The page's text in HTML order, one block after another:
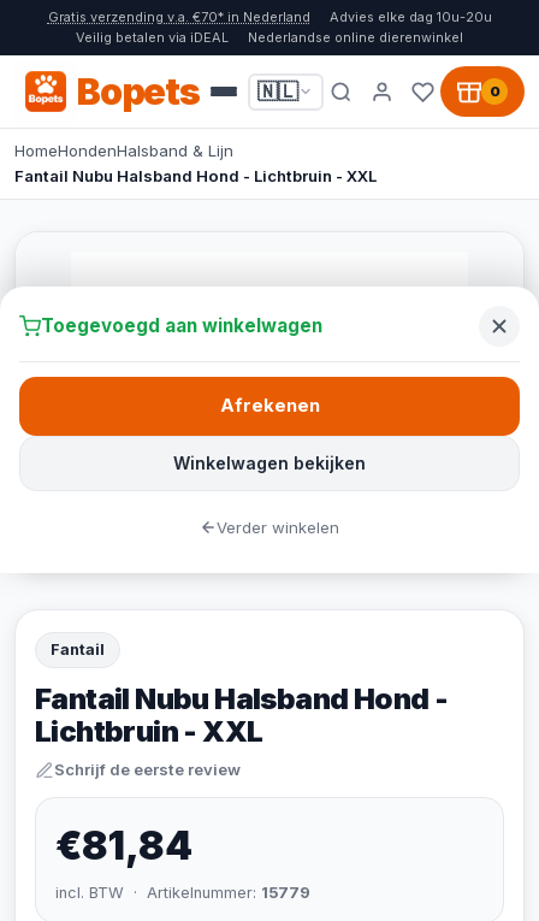
Gratis verzending v.a. €70* in Nederland
Advies elke dag 10u-20u
Veilig betalen via iDEAL
Nederlandse online dierenwinkel
Bopets 🇳🇱 0
HomeHondenHalsband & Lijn
Fantail Nubu Halsband Hond - Lichtbruin - XXL
Fantail
Fantail Nubu Halsband Hond -
Lichtbruin - XXL
Schrijf de eerste review
€81,84
incl. BTW · Artikelnummer: 15779
Toegevoegd aan winkelwagen
Winkelwagen bekijken
Afrekenen
Verder winkelen